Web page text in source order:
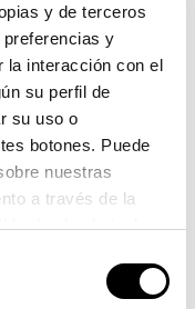
y de terceros
y
la interacción con el
su perfil de
su uso o
botones. Puede
nuestras
a través de la
desde el pie de
(más información
estudios
hospitalario.